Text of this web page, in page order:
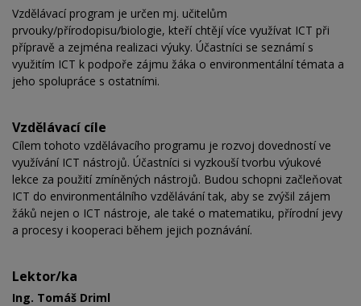
Vzdělávací program je určen mj. učitelům
prvouky/přírodopisu/biologie, kteří chtějí více využívat ICT při
přípravě a zejména realizaci výuky. Účastníci se seznámí s
využitím ICT k podpoře zájmu žáka o environmentální témata a
jeho spolupráce s ostatními.
Vzdělávací cíle
Cílem tohoto vzdělávacího programu je rozvoj dovedností ve
využívání ICT nástrojů. Účastníci si vyzkouší tvorbu výukové
lekce za použití zmíněných nástrojů. Budou schopni začleňovat
ICT do environmentálního vzdělávání tak, aby se zvýšil zájem
žáků nejen o ICT nástroje, ale také o matematiku, přírodní jevy
a procesy i kooperaci během jejich poznávání.
Lektor/ka
Ing. Tomáš Driml